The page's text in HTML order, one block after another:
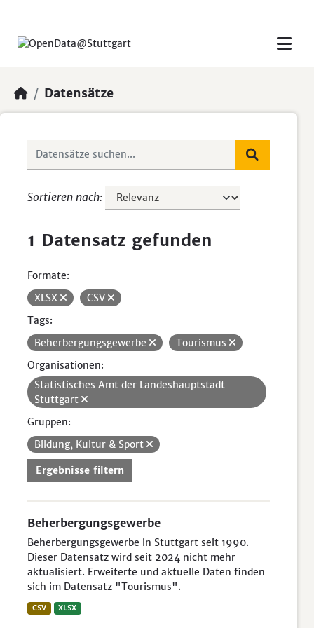
Datensätze
Sortieren nach
1 Datensatz gefunden
Formate:
XLSX
CSV
Tags:
Beherbergungsgewerbe
Tourismus
Organisationen:
Statistisches Amt der Landeshauptstadt
Stuttgart
Gruppen:
Bildung, Kultur & Sport
Ergebnisse filtern
Beherbergungsgewerbe
Beherbergungsgewerbe in Stuttgart seit 1990.
Dieser Datensatz wird seit 2024 nicht mehr
aktualisiert. Erweiterte und aktuelle Daten finden
sich im Datensatz "Tourismus".
CSV XLSX